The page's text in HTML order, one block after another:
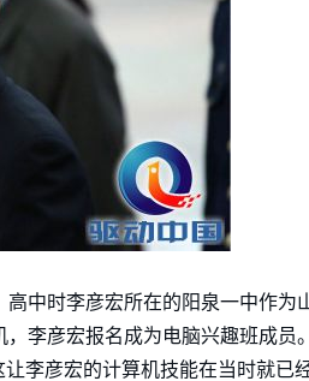
中时李彦宏所在的阳泉一中作为
李彦宏报名成为电脑兴趣班成员
李彦宏的计算机技能在当时就已